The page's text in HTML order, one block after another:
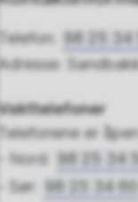
Telefon:
98 25 34
Adresse:
Telefonene er
- Nord:
98 25 34
- Sør:
98 25 34 60